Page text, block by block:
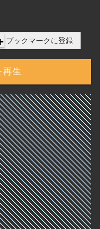
ブックマークに登録
再生